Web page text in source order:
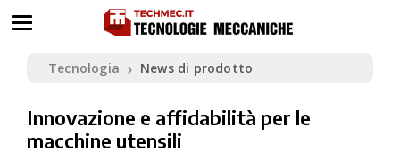
Tecnologia ❯ News di prodotto
Innovazione e affidabilità per le
macchine utensili